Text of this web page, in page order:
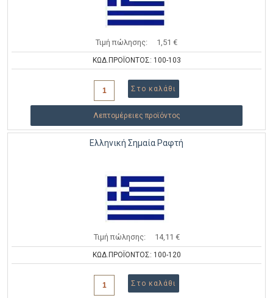
Τιμή πώλησης: 1,51 €
ΚΩΔ.ΠΡΟΪΟΝΤΟΣ: 100-103
Λεπτομέρειες προϊόντος
Ελληνική Σημαία Ραφτή
Τιμή πώλησης: 14,11 €
ΚΩΔ.ΠΡΟΪΟΝΤΟΣ: 100-120